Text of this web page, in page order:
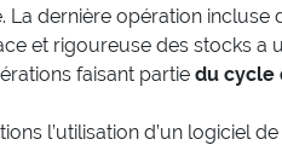
La dernière opération incluse
et rigoureuse des stocks a
faisant partie du cycle
l’utilisation d’un logiciel